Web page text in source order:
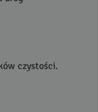
czystości.